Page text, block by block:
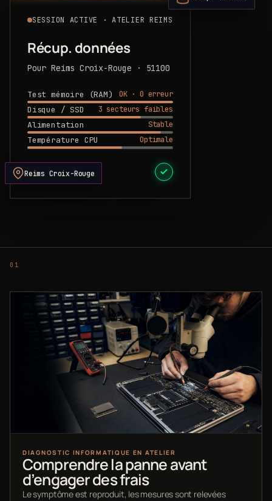
SESSION ACTIVE · ATELIER REIMS
Récup. données
Pour Reims Croix-Rouge · 51100
Test mémoire (RAM)
OK · 0 erreur
Disque / SSD
3 secteurs faibles
Alimentation
Stable
Température CPU
Optimale
DEVIS PRÊT
Reims Croix-Rouge
DIAGNOSTIC INFORMATIQUE EN ATELIER
Comprendre la panne avant
d’engager des frais
Le symptôme est reproduit, les mesures sont relevées